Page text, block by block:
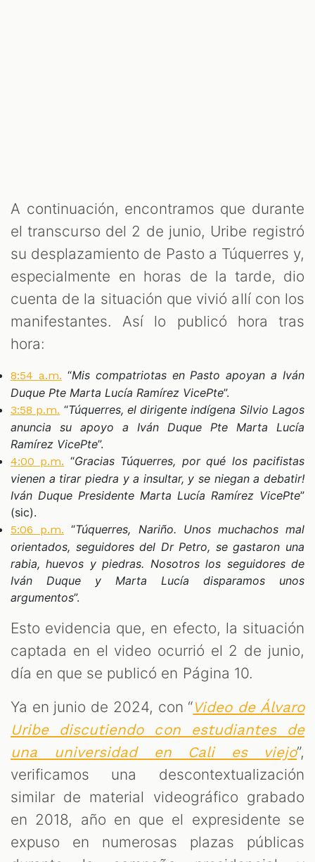
A continuación, encontramos que durante
el transcurso del 2 de junio, Uribe registró
su desplazamiento de Pasto a Túquerres y,
especialmente en horas de la tarde, dio
cuenta de la situación que vivió allí con los
manifestantes. Así lo publicó hora tras
hora:
8:54 a.m. “Mis compatriotas en Pasto apoyan a Iván
Duque Pte Marta Lucía Ramírez VicePte”.
3:58 p.m. “Túquerres, el dirigente indígena Silvio Lagos
anuncia su apoyo a Iván Duque Pte Marta Lucía
Ramírez VicePte”.
4:00 p.m. “Gracias Túquerres, por qué los pacifistas
vienen a tirar piedra y a insultar, y se niegan a debatir!
Iván Duque Presidente Marta Lucía Ramírez VicePte”
(sic).
5:06 p.m. “Túquerres, Nariño. Unos muchachos mal
orientados, seguidores del Dr Petro, se gastaron una
rabia, huevos y piedras. Nosotros los seguidores de
Iván Duque y Marta Lucía disparamos unos
argumentos”.
Esto evidencia que, en efecto, la situación
captada en el video ocurrió el 2 de junio,
día en que se publicó en Página 10.
Ya en junio de 2024, con “Video de Álvaro
Uribe discutiendo con estudiantes de
una universidad en Cali es viejo”,
verificamos una descontextualización
similar de material videográfico grabado
en 2018, año en que el expresidente se
expuso en numerosas plazas públicas